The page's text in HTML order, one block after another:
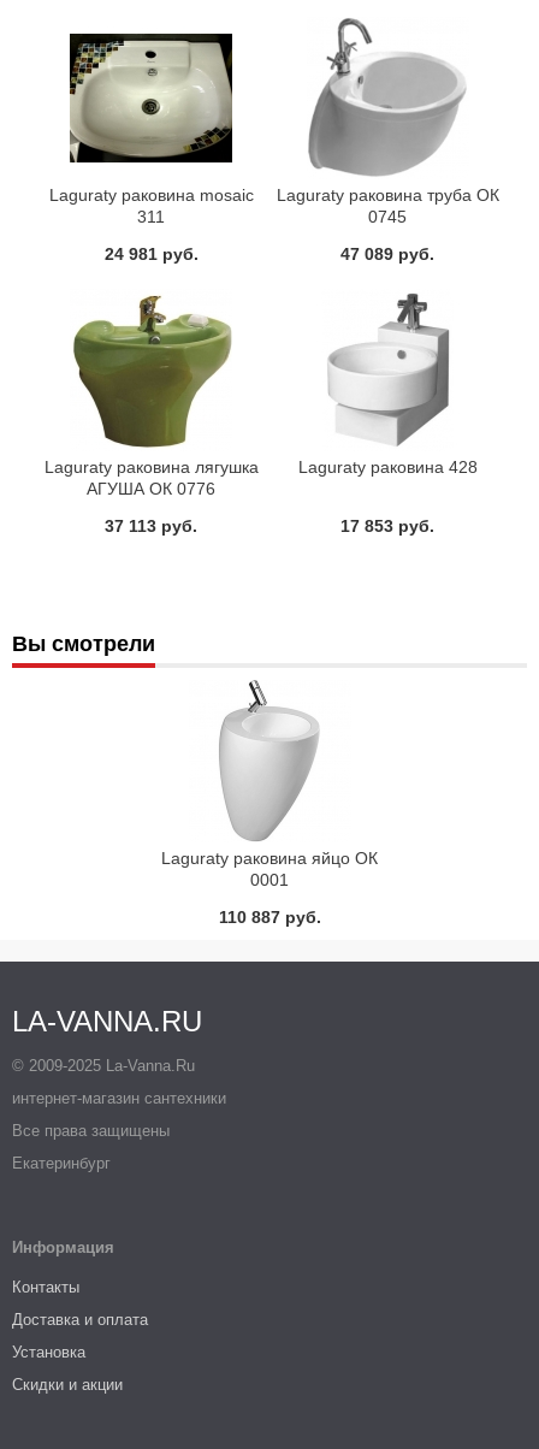
Laguraty раковина mosaic
311
24 981 руб.
Laguraty раковина труба ОК
0745
47 089 руб.
Laguraty раковина лягушка
АГУША ОК 0776
37 113 руб.
Laguraty раковина 428
17 853 руб.
Вы смотрели
Laguraty раковина яйцо ОК
0001
110 887 руб.
LA-VANNA.RU
© 2009-2025 La-Vanna.Ru
интернет-магазин сантехники
Все права защищены
Екатеринбург
Информация
Контакты
Доставка и оплата
Установка
Скидки и акции